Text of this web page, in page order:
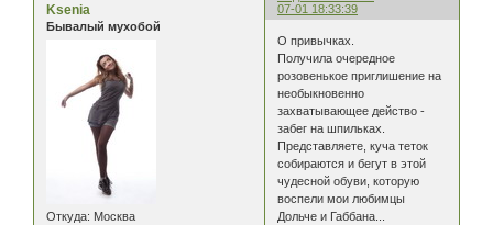
07-01 18:33:39
Ksenia
Бывалый мухобой
Откуда: Москва
О привычках.
Получила очередное
розовенькое приглишение на
необыкновенно
захватывающее действо -
забег на шпильках.
Представляете, куча теток
собираются и бегут в этой
чудесной обуви, которую
воспели мои любимцы
Дольче и Габбана...